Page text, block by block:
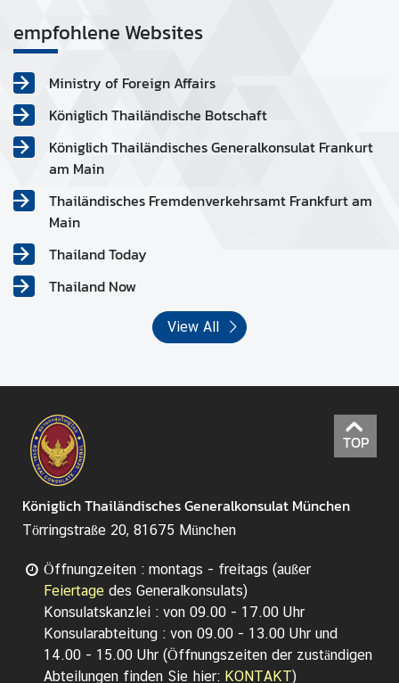
empfohlene Websites
Ministry of Foreign Affairs
Königlich Thailändische Botschaft
Königlich Thailändisches Generalkonsulat Frankurt
am Main
Thailändisches Fremdenverkehrsamt Frankfurt am
Main
Thailand Today
Thailand Now
View All
TOP
Königlich Thailändisches Generalkonsulat München
Törringstraße 20, 81675 München
Öffnungzeiten : montags - freitags (außer
Feiertage des Generalkonsulats)
Konsulatskanzlei : von 09.00 - 17.00 Uhr
Konsularabteitung : von 09.00 - 13.00 Uhr und
14.00 - 15.00 Uhr (ฺÖffnungszeiten der zuständigen
Abteilungen finden Sie hier: KONTAKT)